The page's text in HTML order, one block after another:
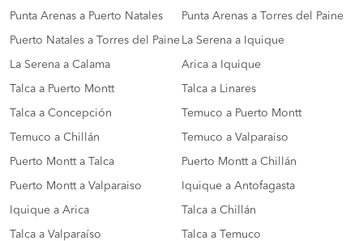
Punta Arenas a Puerto Natales Punta Arenas a Torres del Paine
Puerto Natales a Torres del Paine La Serena a Iquique
La Serena a Calama Arica a Iquique
Talca a Puerto Montt Talca a Linares
Talca a Concepción Temuco a Puerto Montt
Temuco a Chillán Temuco a Valparaiso
Puerto Montt a Talca Puerto Montt a Chillán
Puerto Montt a Valparaiso Iquique a Antofagasta
Iquique a Arica Talca a Chillán
Talca a Valparaíso Talca a Temuco